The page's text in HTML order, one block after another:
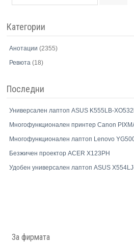
Категории
Анотации(2355)
Ревюта(18)
Последни
Универсален лаптоп ASUS K555LB-
Многофункционален принтер Canon
Многофункционален лаптоп Lenovo
Безжичен проектор ACER X123PH
Удобен универсален лаптоп ASUS
За фирмата